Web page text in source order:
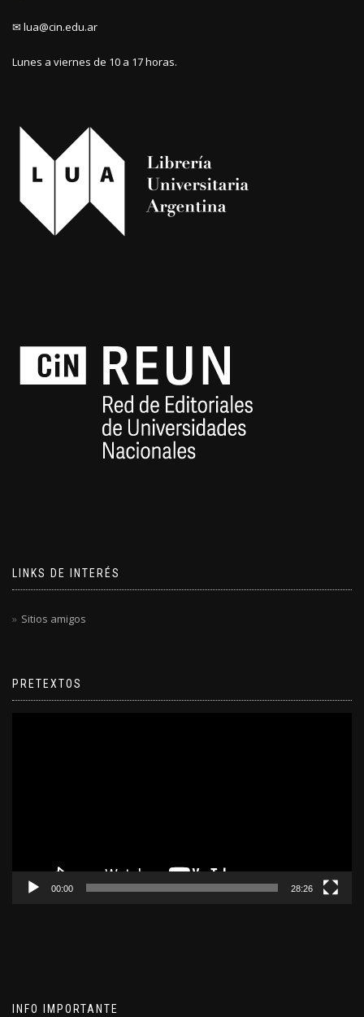
✉ lua@cin.edu.ar
Lunes a viernes de 10 a 17 horas.
LINKS DE INTERÉS
Sitios amigos
PRETEXTOS
00:00 28:26
INFO IMPORTANTE